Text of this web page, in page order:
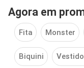
Agora em
Fita Monster
Biquini